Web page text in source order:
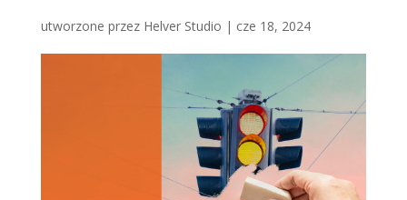
utworzone przez Helver Studio | cze 18, 2024